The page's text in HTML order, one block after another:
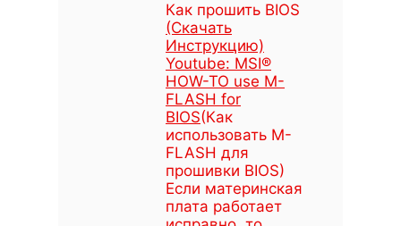
Как прошить BIOS
(Скачать
Инструкцию)
Youtube: MSI®
HOW-TO use M-
FLASH for
BIOS(Как
использовать M-
FLASH для
прошивки BIOS)
Если материнская
плата работает